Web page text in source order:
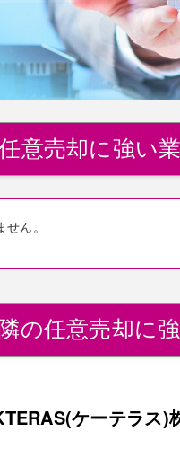
意売却に強い
ん。
の任意売却に
ケーテラス)